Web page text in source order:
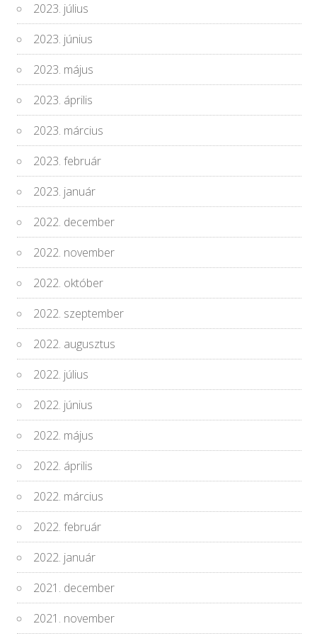
2023. július
2023. június
2023. május
2023. április
2023. március
2023. február
2023. január
2022. december
2022. november
2022. október
2022. szeptember
2022. augusztus
2022. július
2022. június
2022. május
2022. április
2022. március
2022. február
2022. január
2021. december
2021. november